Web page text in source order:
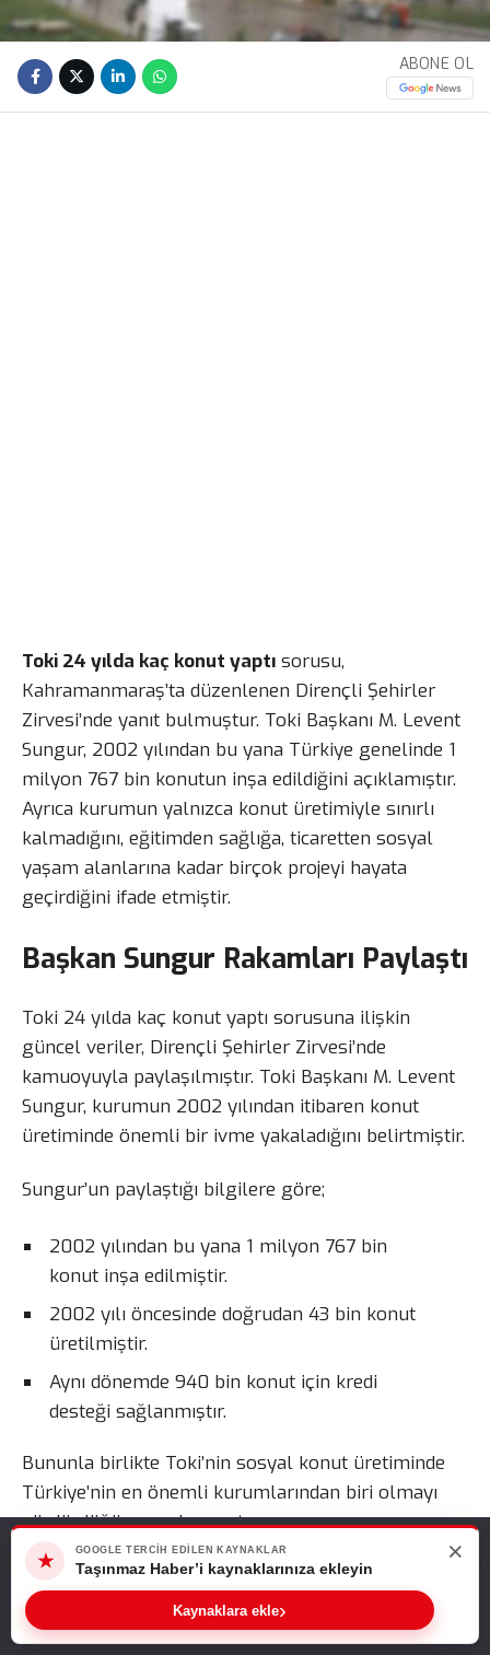
ABONE OL
Toki 24 yılda kaç konut yaptı sorusu,
Kahramanmaraş’ta düzenlenen Dirençli Şehirler
Zirvesi’nde yanıt bulmuştur. Toki Başkanı M. Levent
Sungur, 2002 yılından bu yana Türkiye genelinde 1
milyon 767 bin konutun inşa edildiğini açıklamıştır.
Ayrıca kurumun yalnızca konut üretimiyle sınırlı
kalmadığını, eğitimden sağlığa, ticaretten sosyal
yaşam alanlarına kadar birçok projeyi hayata
geçirdiğini ifade etmiştir.
Başkan Sungur Rakamları Paylaştı
Toki 24 yılda kaç konut yaptı sorusuna ilişkin
güncel veriler, Dirençli Şehirler Zirvesi’nde
kamuoyuyla paylaşılmıştır. Toki Başkanı M. Levent
Sungur, kurumun 2002 yılından itibaren konut
üretiminde önemli bir ivme yakaladığını belirtmiştir.
Sungur’un paylaştığı bilgilere göre;
2002 yılından bu yana 1 milyon 767 bin
konut inşa edilmiştir.
2002 yılı öncesinde doğrudan 43 bin konut
üretilmiştir.
Aynı dönemde 940 bin konut için kredi
desteği sağlanmıştır.
Bununla birlikte Toki’nin sosyal konut üretiminde
Türkiye’nin en önemli kurumlarından biri olmayı
sürdürdüğü vurgulanmıştır.
Toki Sosyal Donatı Alanlarıyla
Yeni Yaşam Alanları Oluşturuyor
Web sitemizde size en iyi deneyimi sunabilmemiz için çerezleri
kullanıyoruz. Bu siteyi kullanmaya devam ederseniz, bunu kabul
ettiğinizi varsayarız.
Tamam
★
GOOGLE TERCIH EDILEN KAYNAKLAR
Taşınmaz Haber’i kaynaklarınıza ekleyin
Kaynaklara ekle›
×